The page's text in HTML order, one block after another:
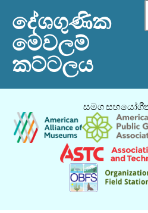
දේශගුණික
මෙවලම්
කට්ටලය
සමග